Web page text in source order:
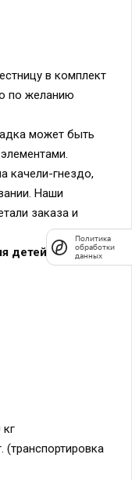
в комплект
по желанию
может быть
качели-гнездо,
Наши
заказа и
детей
кг
(транспортировка
Политика
обработки
данных